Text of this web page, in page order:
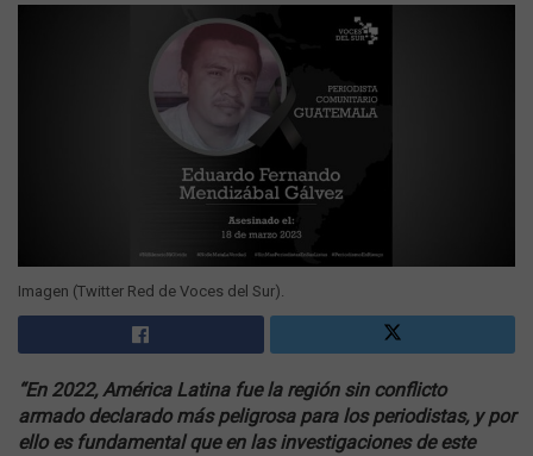
Imagen (Twitter Red de Voces del Sur).
“En 2022, América Latina fue la región sin conflicto
armado declarado más peligrosa para los periodistas, y por
ello es fundamental que en las investigaciones de este